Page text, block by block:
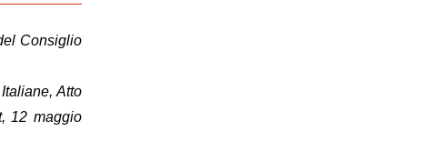
Consiglio
Atto
12 maggio